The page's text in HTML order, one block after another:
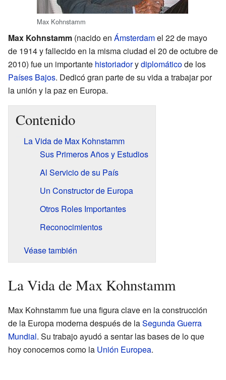
Max Kohnstamm
Max Kohnstamm (nacido en Ámsterdamel 22 de mayo
de 1914 y fallecido en la misma ciudad el 20 de octubre de
2010) fue un importante historiadorydiplomáticode los
Países Bajos. Dedicó gran parte de su vida a trabajar por
la unión y la paz en Europa.
Contenido
La Vida de Max Kohnstamm
Sus Primeros Años y Estudios
Al Servicio de su País
Un Constructor de Europa
Otros Roles Importantes
Reconocimientos
Véase también
La Vida de Max Kohnstamm
Max Kohnstamm fue una figura clave en la construcción
de la Europa moderna después de laSegunda Guerra
Mundial. Su trabajo ayudó a sentar las bases de lo que
hoy conocemos como la Unión Europea.